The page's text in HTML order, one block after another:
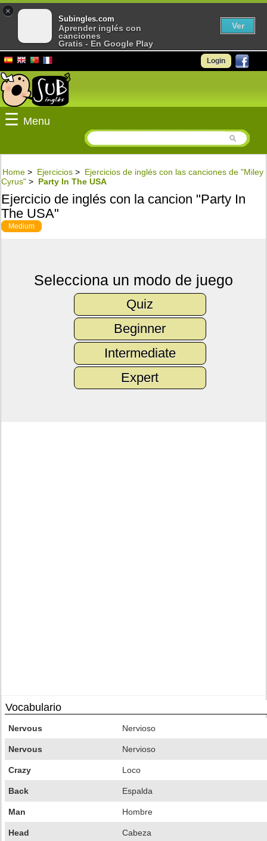
Login
☰ Menu
Home > Ejercicios > Ejercicios de inglés con las canciones de "Miley
Cyrus" > Party In The USA
Ejercicio de inglés con la cancion "Party In
The USA"
Medium
Selecciona un modo de juego
Quiz
Beginner
Intermediate
Expert
Vocabulario
Nervous Nervioso
Nervous Nervioso
Crazy Loco
Back Espalda
Man Hombre
Head Cabeza
×
Subingles.com
Aprender inglés con
canciones
Gratis - En Google Play
Ver